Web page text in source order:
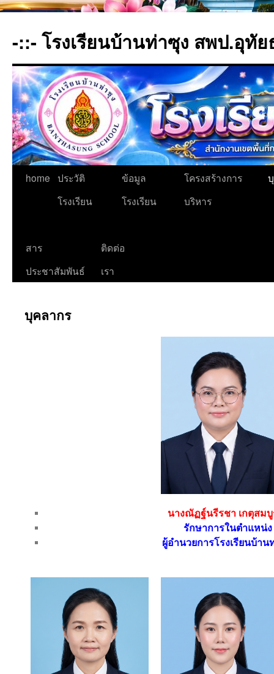
-::- โรงเรียนบ้านท่าซุง สพป.อุทั
home ประวัติ
โรงเรียน
ข้อมูล
โรงเรียน
โครงสร้างการ
บริหาร
สาร
ประชาสัมพันธ์
ติดต่อ
เรา
บุคลากร
นางณัฏฐ์นรีรชา เกตุสม
รักษาการในตำแหน่ง
ผู้อำนวยการโรงเรียนบ้าน